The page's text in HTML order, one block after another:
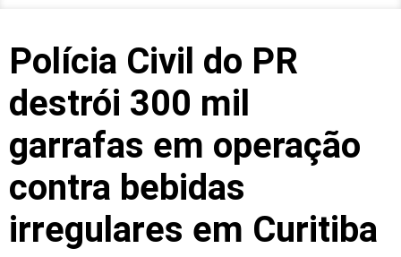
Polícia Civil do PR
destrói 300 mil
garrafas em operação
contra bebidas
irregulares em Curitiba